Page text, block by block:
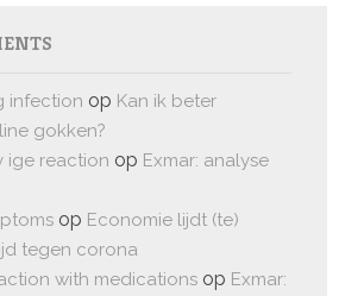
infection op Kan ik beter
gokken?
ige reaction op Exmar: analyse
op Economie lijdt (te)
tegen corona
with medications op Exmar: